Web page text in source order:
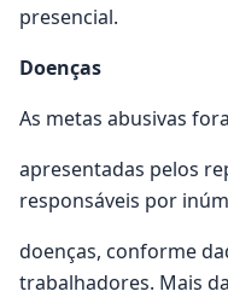
presencial.
Doenças
As metas abusivas
apresentadas pelos
responsáveis por
doenças, conforme
trabalhadores. Mais da